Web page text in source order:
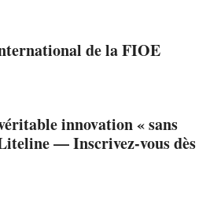
de la FIOE
innovation « sans
— Inscrivez-vous dès